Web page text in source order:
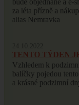
bude objednané a e-
za léta přízně a
alias Nemravka
24.10.2022
TENTO TÝDEN
Vzhledem k
balíčky pojedou
a krásné podzimní